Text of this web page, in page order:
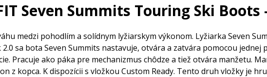
Seven Summits Touring Ski Boots
medzi pohodlím a solídnym lyžiarskym výkonom. Lyžiarka Seven
sa bota Seven Summits nastavuje, otvára a zatvára pomocou
Pracuje ako páka pre mechanizmus chôdze a tiež otvára manžetu.
z kopca. K dispozícii s vložkou Custom Ready. Tento druh vložky je